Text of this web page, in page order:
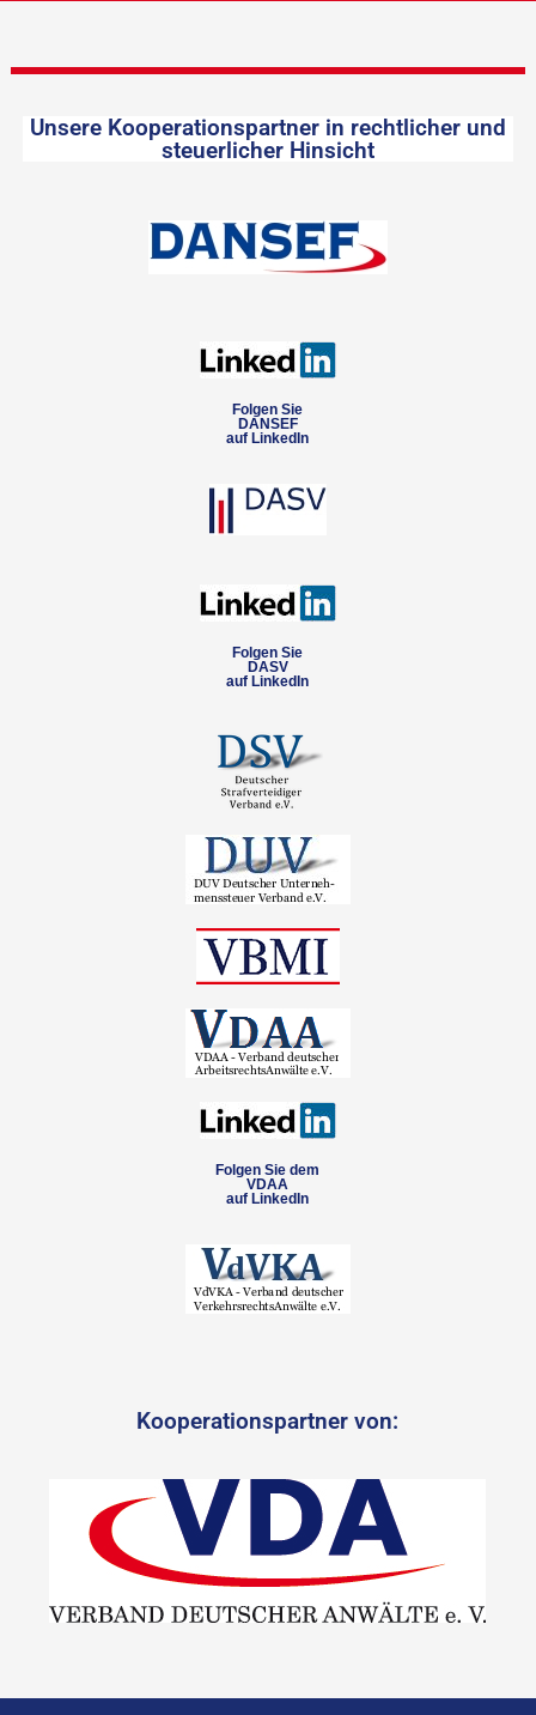
Unsere Kooperationspartner in rechtlicher und
steuerlicher Hinsicht
Folgen Sie
DANSEF
auf LinkedIn
Folgen Sie
DASV
auf LinkedIn
Folgen Sie dem
VDAA
auf LinkedIn
Kooperationspartner von: